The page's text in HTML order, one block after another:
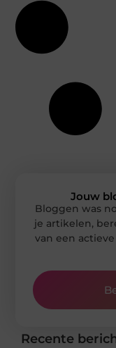
Recente
Jouw
Bloggen was
je artikelen,
van een